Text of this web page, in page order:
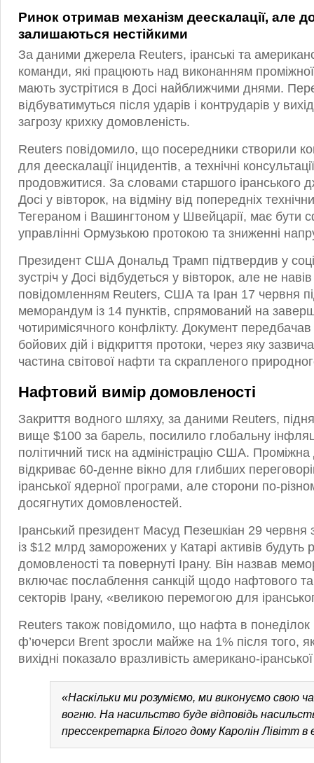
Ринок отримав механізм деескалації, але
залишаються нестійкими
За даними джерела Reuters, іранські та
команди, які працюють над виконанням
мають зустрітися в Досі найближчими днями.
відбуватимуться після ударів і контрударів у
загрозу крихку домовленість.
Reuters повідомило, що посередники створили
для деескалації інцидентів, а технічні
продовжитися. За словами старшого іранського
Досі у вівторок, на відміну від попередніх
Тегераном і Вашингтоном у Швейцарії, має бути
управлінні Ормузькою протокою та зниженні
Президент США Дональд Трамп підтвердив у
зустріч у Досі відбудеться у вівторок, але не
повідомленням Reuters, США та Іран 17 червня
меморандум із 14 пунктів, спрямований на
чотиримісячного конфлікту. Документ
бойових дій і відкриття протоки, через яку
частина світової нафти та скрапленого
Нафтовий вимір домовленості
Закриття водного шляху, за даними Reuters,
вище $100 за барель, посилило глобальну
політичний тиск на адміністрацію США. Проміжна
відкриває 60-денне вікно для глибших
іранської ядерної програми, але сторони по-
досягнутих домовленостей.
Іранський президент Масуд Пезешкіан 29
із $12 млрд заморожених у Катарі активів будуть
домовленості та повернуті Ірану. Він назвав
включає послаблення санкцій щодо нафтового та
секторів Ірану, «великою перемогою для
Reuters також повідомило, що нафта в
ф’ючерси Brent зросли майже на 1% після того,
вихідні показало вразливість американо-
«Наскільки ми розуміємо, ми виконуємо свою
вогню. На насильство буде відповідь
прессекретарка Білого дому Каролін Лівітт в